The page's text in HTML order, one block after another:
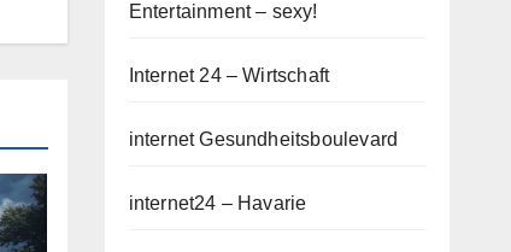
Entertainment – sexy!
Internet 24 – Wirtschaft
internet Gesundheitsboulevard
internet24 – Havarie